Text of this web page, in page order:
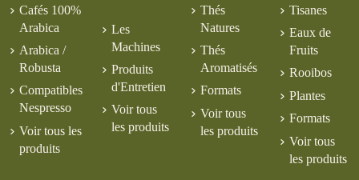
Cafés 100%
Arabica
Arabica /
Robusta
Compatibles
Nespresso
Voir tous les
produits
Les
Machines
Produits
d'Entretien
Voir tous
les produits
Thés
Natures
Thés
Aromatisés
Formats
Voir tous
les produits
Tisanes
Eaux de
Fruits
Rooibos
Plantes
Formats
Voir tous
les produits